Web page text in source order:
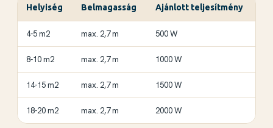
Helyiség Belmagasság Ajánlott teljesítmény
4-5 m2 max. 2,7 m 500 W
8-10 m2 max. 2,7 m 1000 W
14-15 m2 max. 2,7 m 1500 W
18-20 m2 max. 2,7 m 2000 W